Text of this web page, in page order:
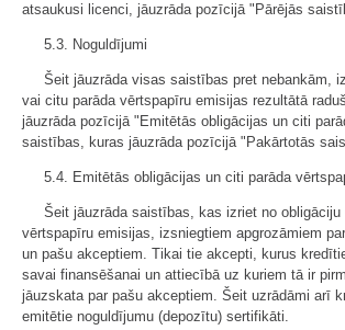
atsaukusi licenci, jāuzrāda pozīcijā "Pārējās
5.3. Noguldījumi
Šeit jāuzrāda visas saistības pret nebankām,
vai citu parāda vērtspapīru emisijas rezultātā
jāuzrāda pozīcijā "Emitētās obligācijas un citi
saistības, kuras jāuzrāda pozīcijā "Pakārtotās
5.4. Emitētās obligācijas un citi parāda
Šeit jāuzrāda saistības, kas izriet no obligāciju
vērtspapīru emisijas, izsniegtiem apgrozāmiem
un pašu akceptiem. Tikai tie akcepti, kurus
savai finansēšanai un attiecībā uz kuriem tā ir
jāuzskata par pašu akceptiem. Šeit uzrādāmi arī
emitētie noguldījumu (depozītu) sertifikāti.